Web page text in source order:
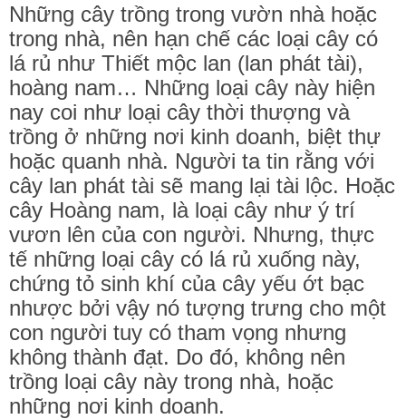
Những cây trồng trong vườn nhà hoặc
trong nhà, nên hạn chế các loại cây có
lá rủ như Thiết mộc lan (lan phát tài),
hoàng nam… Những loại cây này hiện
nay coi như loại cây thời thượng và
trồng ở những nơi kinh doanh, biệt thự
hoặc quanh nhà. Người ta tin rằng với
cây lan phát tài sẽ mang lại tài lộc. Hoặc
cây Hoàng nam, là loại cây như ý trí
vươn lên của con người. Nhưng, thực
tế những loại cây có lá rủ xuống này,
chứng tỏ sinh khí của cây yếu ớt bạc
nhược bởi vậy nó tượng trưng cho một
con người tuy có tham vọng nhưng
không thành đạt. Do đó, không nên
trồng loại cây này trong nhà, hoặc
những nơi kinh doanh.